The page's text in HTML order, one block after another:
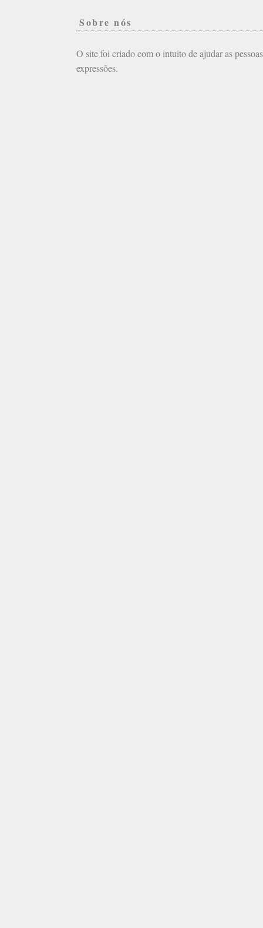
Sobre nós
O site foi criado com o intuito de ajudar as
expressões.